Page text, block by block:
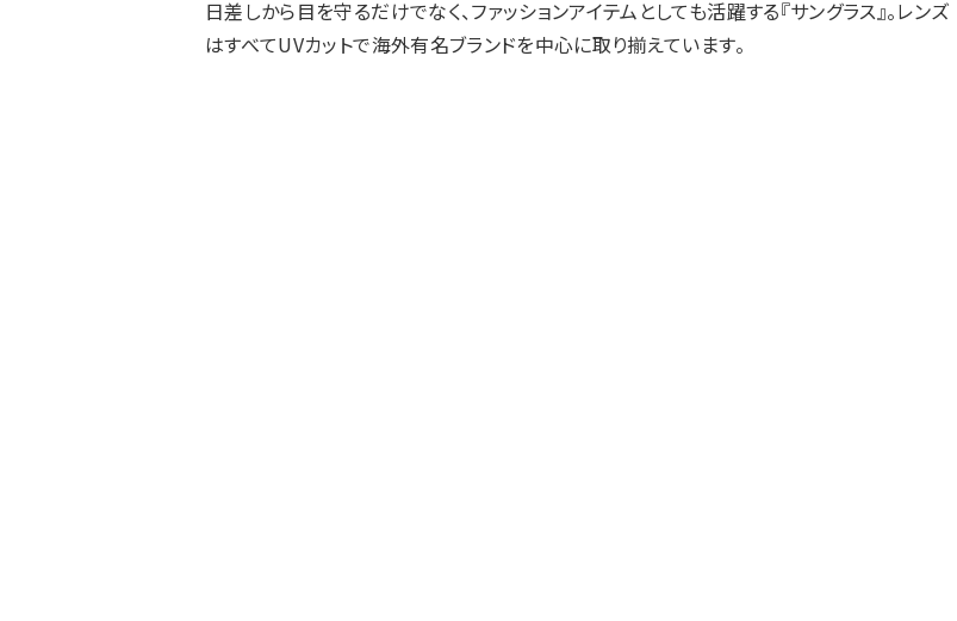
日差しから目を守るだけでなく、ファッションアイテムとしても活躍する『サングラス』。レンズ
はすべてUVカットで海外有名ブランドを中心に取り揃えています。